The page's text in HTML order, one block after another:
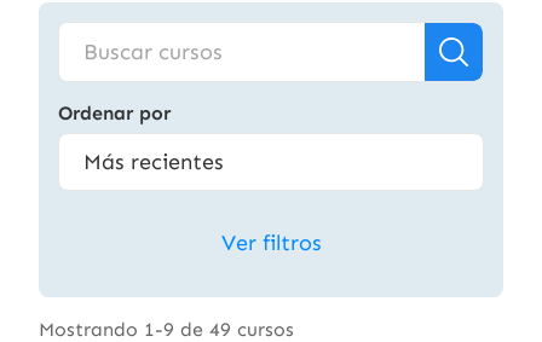
Ordenar por
Ver filtros
Mostrando 1-9 de 49 cursos